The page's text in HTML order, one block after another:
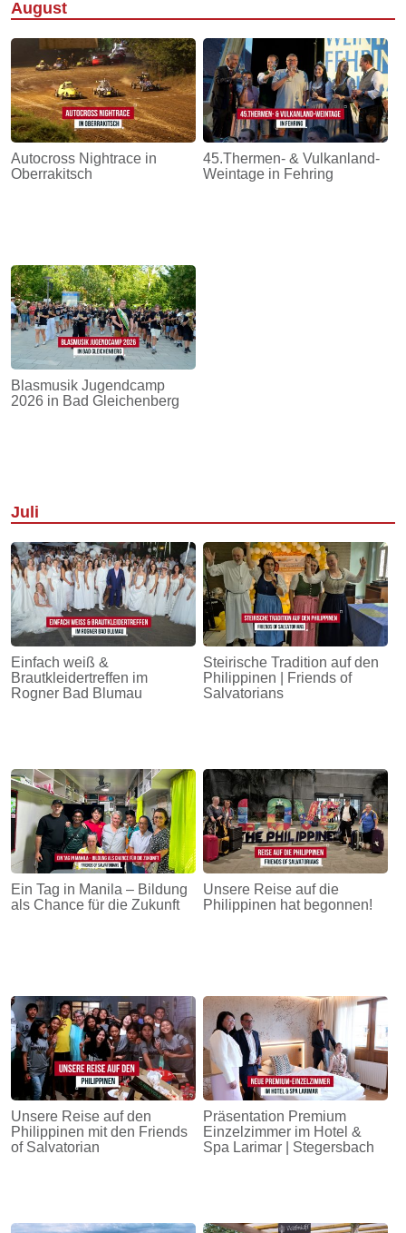
August
Autocross Nightrace in
Oberrakitsch
45.Thermen- & Vulkanland-
Weintage in Fehring
Blasmusik Jugendcamp
2026 in Bad Gleichenberg
Juli
Einfach weiß &
Brautkleidertreffen im
Rogner Bad Blumau
Steirische Tradition auf den
Philippinen | Friends of
Salvatorians
Ein Tag in Manila – Bildung
als Chance für die Zukunft
Unsere Reise auf die
Philippinen hat begonnen!
Unsere Reise auf den
Philippinen mit den Friends
of Salvatorian
Präsentation Premium
Einzelzimmer im Hotel &
Spa Larimar | Stegersbach